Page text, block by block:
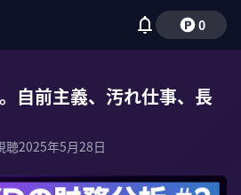
0
自前主義、汚れ仕事、長
聴2025年5月28日